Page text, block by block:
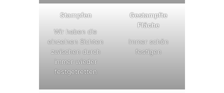
Stampfen
Wir haben die
einzelnen Sichten
zwischen durch
immer wieder
festgetretten
Gestampfte
Fläche
Immer schön
festigen